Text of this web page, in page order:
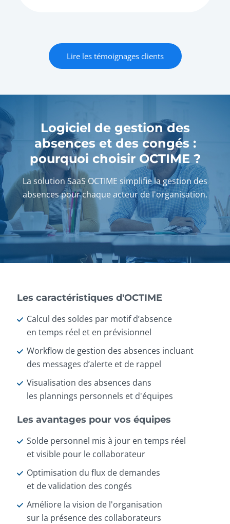
Lire les témoignages clients
Logiciel de gestion des
absences et des congés :
pourquoi choisir OCTIME ?
La solution SaaS OCTIME simplifie la gestion des
absences pour chaque acteur de l'organisation.
Les caractéristiques d'OCTIME
Calcul des soldes par motif d’absence
en temps réel et en prévisionnel
Workflow de gestion des absences incluant
des messages d’alerte et de rappel
Visualisation des absences dans
les plannings personnels et d'équipes
Les avantages pour vos équipes
Solde personnel mis à jour en temps réel
et visible pour le collaborateur
Optimisation du flux de demandes
et de validation des congés
Améliore la vision de l'organisation
sur la présence des collaborateurs